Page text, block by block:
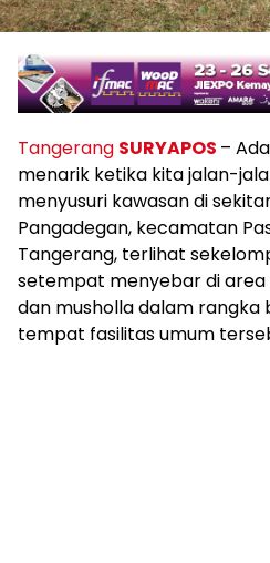
Tangerang SURYAPOS –
menarik ketika kita jalan-
menyusuri kawasan di
Pangadegan, kecamatan
Tangerang, terlihat
setempat menyebar di
dan musholla dalam rangka
tempat fasilitas umum